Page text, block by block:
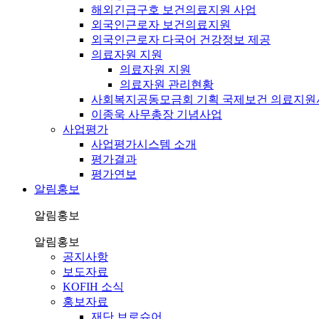
해외긴급구호 보건의료지원 사업
외국인근로자 보건의료지원
외국인근로자 다국어 건강정보 제공
의료자원 지원
의료자원 지원
의료자원 관리현황
사회복지공동모금회 기획 국제보건 의료지원
이종욱 사무총장 기념사업
사업평가
사업평가시스템 소개
평가결과
평가연보
알림홍보
알림홍보
알림홍보
공지사항
보도자료
KOFIH 소식
홍보자료
재단 브로슈어